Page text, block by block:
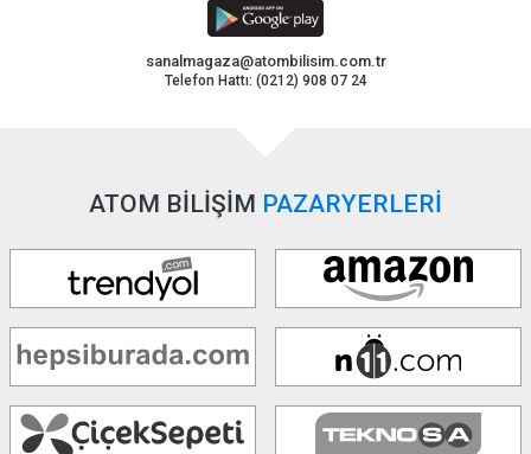
sanalmagaza@atombilisim.com.tr
Telefon Hattı: (0212) 908 07 24
ATOM BİLİŞİM PAZARYERLERİ